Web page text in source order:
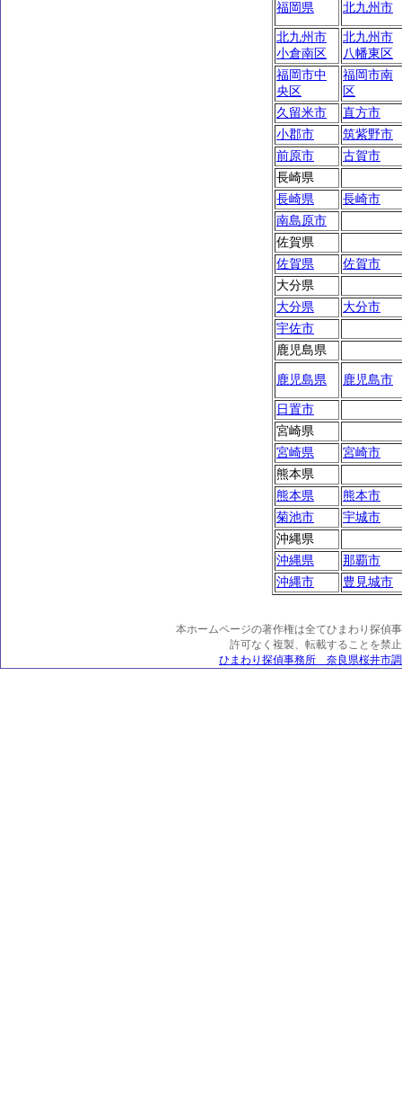
福岡県 北九州市
北九州市
小倉南区
北九州市
八幡東区
福岡市中
央区
福岡市南
区
久留米市
直方市
小郡市
筑紫野市
前原市
古賀市
長崎県
長崎県
長崎市
南島原市
佐賀県
佐賀県
佐賀市
大分県
大分県
大分市
宇佐市
鹿児島県
鹿児島県 鹿児島市
日置市
宮崎県
宮崎県
宮崎市
熊本県
熊本県
熊本市
菊池市
宇城市
沖縄県
沖縄県
那覇市
沖縄市
豊見城市
本ホームページの著作権は全てひまわり探偵
許可なく複製、転載することを禁
ひまわり探偵事務所 奈良県桜井市